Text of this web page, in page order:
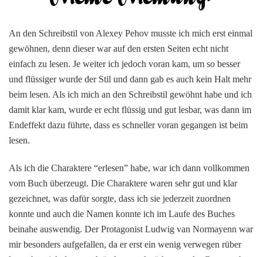
An den Schreibstil von Alexey Pehov musste ich mich erst einmal
gewöhnen, denn dieser war auf den ersten Seiten echt nicht
einfach zu lesen. Je weiter ich jedoch voran kam, um so besser
und flüssiger wurde der Stil und dann gab es auch kein Halt mehr
beim lesen. Als ich mich an den Schreibstil gewöhnt habe und ich
damit klar kam, wurde er echt flüssig und gut lesbar, was dann im
Endeffekt dazu führte, dass es schneller voran gegangen ist beim
lesen.
Als ich die Charaktere “erlesen” habe, war ich dann vollkommen
vom Buch überzeugt. Die Charaktere waren sehr gut und klar
gezeichnet, was dafür sorgte, dass ich sie jederzeit zuordnen
konnte und auch die Namen konnte ich im Laufe des Buches
beinahe auswendig. Der Protagonist Ludwig van Normayenn war
mir besonders aufgefallen, da er erst ein wenig verwegen rüber